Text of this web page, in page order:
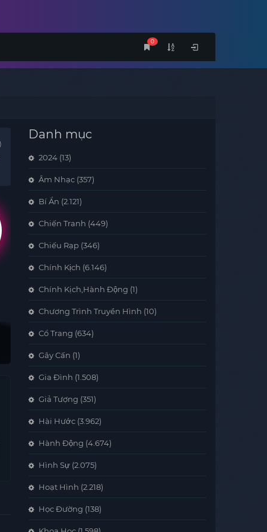
0
Danh mục
2024 (13)
Âm Nhạc (357)
Bí Ẩn (2.121)
Chiến Tranh (449)
Chiếu Rạp (346)
Chính Kịch (6.146)
Chính Kịch,Hành Động (1)
Chương Trình Truyền Hình (10)
Cổ Trang (634)
Gây Cấn (1)
Gia Đình (1.508)
Giả Tượng (351)
Hài Hước (3.962)
Hành Động (4.674)
Hình Sự (2.075)
Hoạt Hình (2.218)
Học Đường (138)